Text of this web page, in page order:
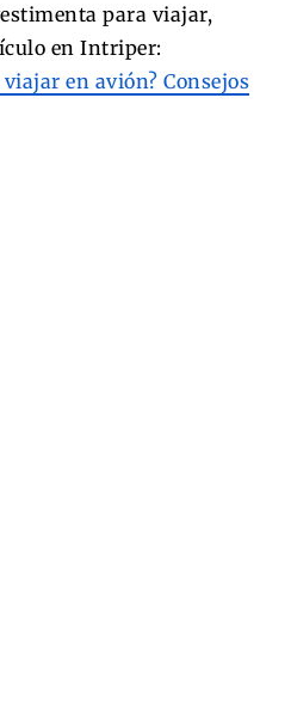
para viajar,
en Intriper:
en avión? Consejos